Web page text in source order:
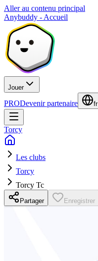
Aller au contenu principal
Anybuddy - Accueil
Jouer
PRODevenir partenaire fr
Torcy
Les clubs
Torcy
Torcy Tc
Partager Enregistrer